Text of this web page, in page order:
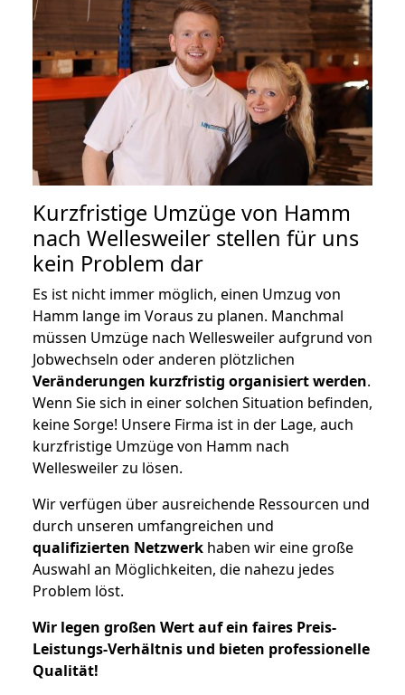
Kurzfristige Umzüge von Hamm
nach Wellesweiler stellen für uns
kein Problem dar
Es ist nicht immer möglich, einen Umzug von
Hamm lange im Voraus zu planen. Manchmal
müssen Umzüge nach Wellesweiler aufgrund von
Jobwechseln oder anderen plötzlichen
Veränderungen kurzfristig organisiert werden.
Wenn Sie sich in einer solchen Situation befinden,
keine Sorge! Unsere Firma ist in der Lage, auch
kurzfristige Umzüge von Hamm nach
Wellesweiler zu lösen.
Wir verfügen über ausreichende Ressourcen und
durch unseren umfangreichen und
qualifizierten Netzwerk haben wir eine große
Auswahl an Möglichkeiten, die nahezu jedes
Problem löst.
Wir legen großen Wert auf ein faires Preis-
Leistungs-Verhältnis und bieten professionelle
Qualität!